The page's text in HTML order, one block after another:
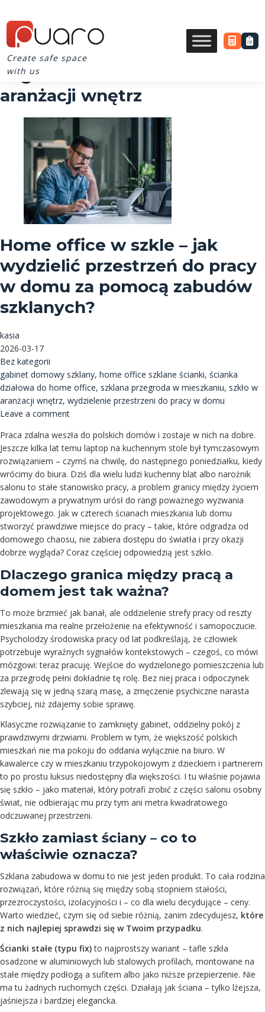
Create safe space
with us
Tag Archives for szkło w
aranżacji wnętrz
Home office w szkle – jak
wydzielić przestrzeń do pracy
w domu za pomocą zabudów
szklanych?
kasia
2026-03-17
Bez kategorii
gabinet domowy szklany, home office szklane ścianki, ścianka
działowa do home office, szklana przegroda w mieszkaniu, szkło w
aranżacji wnętrz, wydzielenie przestrzeni do pracy w domu
Leave a comment
Praca zdalna weszła do polskich domów i zostaje w nich na dobre.
Jeszcze kilka lat temu laptop na kuchennym stole był tymczasowym
rozwiązaniem – czymś na chwilę, do następnego poniedziałku, kiedy
wrócimy do biura. Dziś dla wielu ludzi kuchenny blat albo narożnik
salonu to stałe stanowisko pracy, a problem granicy między życiem
zawodowym a prywatnym urósł do rangi poważnego wyzwania
projektowego. Jak w czterech ścianach mieszkania lub domu
stworzyć prawdziwe miejsce do pracy – takie, które odgradza od
domowego chaosu, nie zabiera dostępu do światła i przy okazji
dobrze wygląda? Coraz częściej odpowiedzią jest szkło.
Dlaczego granica między pracą a
domem jest tak ważna?
To może brzmieć jak banał, ale oddzielenie strefy pracy od reszty
mieszkania ma realne przełożenie na efektywność i samopoczucie.
Psycholodzy środowiska pracy od lat podkreślają, że człowiek
potrzebuje wyraźnych sygnałów kontekstowych – czegoś, co mówi
mózgowi: teraz pracuję. Wejście do wydzielonego pomieszczenia lub
za przegrodę pełni dokładnie tę rolę. Bez niej praca i odpoczynek
zlewają się w jedną szarą masę, a zmęczenie psychiczne narasta
szybciej, niż zdajemy sobie sprawę.
Klasyczne rozwiązanie to zamknięty gabinet, oddzielny pokój z
prawdziwymi drzwiami. Problem w tym, że większość polskich
mieszkań nie ma pokoju do oddania wyłącznie na biuro. W
kawalerce czy w mieszkaniu trzypokojowym z dzieckiem i partnerem
to po prostu luksus niedostępny dla większości. I tu właśnie pojawia
się szkło – jako materiał, który potrafi zrobić z części salonu osobny
świat, nie odbierając mu przy tym ani metra kwadratowego
odczuwanej przestrzeni.
Szkło zamiast ściany – co to
właściwie oznacza?
Szklana zabudowa w domu to nie jest jeden produkt. To cała rodzina
rozwiązań, które różnią się między sobą stopniem stałości,
przezroczystości, izolacyjności i – co dla wielu decydujące – ceny.
Warto wiedzieć, czym się od siebie różnią, zanim zdecydujesz, które
z nich najlepiej sprawdzi się w Twoim przypadku.
Ścianki stałe (typu fix)to najprostszy wariant – tafle szkła
osadzone w aluminiowych lub stalowych profilach, montowane na
stałe między podłogą a sufitem albo jako niższe przepierzenie. Nie
ma tu żadnych ruchomych części. Działają jak ściana – tylko lżejsza,
jaśniejsza i bardziej elegancka.